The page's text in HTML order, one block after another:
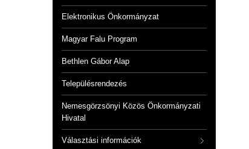
Elektronikus Önkormányzat
Magyar Falu Program
Bethlen Gábor Alap
Településrendezés
Nemesgörzsönyi Közös Önkormányzati
Hivatal
Választási információk